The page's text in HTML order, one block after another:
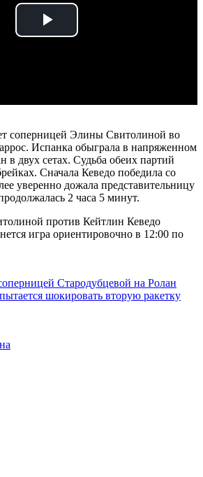
Play
соперницей Элины Свитолиной во
Испанка обыграла в напряженном
двух сетах. Судьба обеих партий
Сначала Кеведо победила со
уверенно дожала представительницу
2 часа 5 минут.
против Кейтлин Кеведо
игра ориентировочно в 12:00 по
Стародубцевой на Ролан
шокировать вторую ракетку